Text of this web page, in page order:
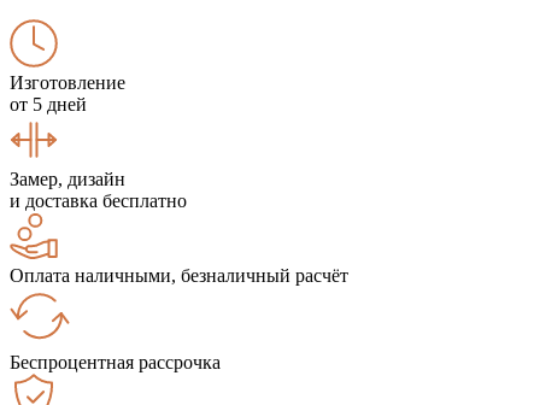
Изготовление
от 5 дней
Замер, дизайн
и доставка бесплатно
Оплата наличными, безналичный расчёт
Беспроцентная рассрочка